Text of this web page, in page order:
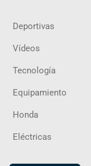
Deportivas
Vídeos
Tecnología
Equipamiento
Honda
Eléctricas